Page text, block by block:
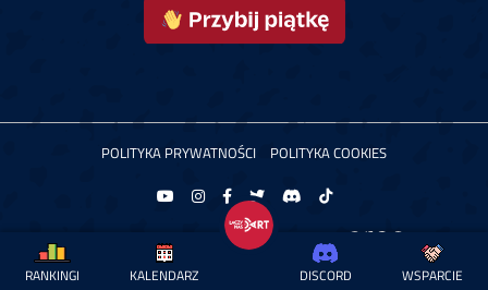
POLITYKA PRYWATNOŚCI POLITYKA COOKIES
Copyright © 2026 Łączy Nas Dart. Powered by
RANKINGI KALENDARZ DISCORD WSPARCIE